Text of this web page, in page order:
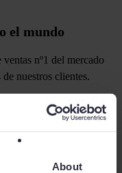
About
el mundo
nº1 del mercado
nuestros clientes.